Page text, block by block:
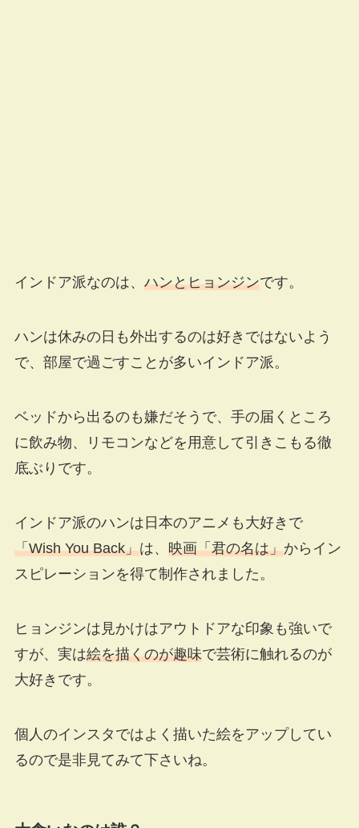
インドア派なのは、 ハンとヒョンジンです。
ハンは休みの日も外出するのは好きではないよう
で、部屋で過ごすことが多いインドア派。
ベッドから出るのも嫌だそうで、手の届くところ
に飲み物、リモコンなどを用意して引きこもる徹
底ぶりです。
インドア派のハンは日本のアニメも大好きで
「Wish You Back」は、 映画「君の名は」からイン
スピレーションを得て制作されました。
ヒョンジンは見かけはアウトドアな印象も強いで
すが、実は絵を描くのが趣味で芸術に触れるのが
大好きです。
個人のインスタではよく描いた絵をアップしてい
るので是非見てみて下さいね。